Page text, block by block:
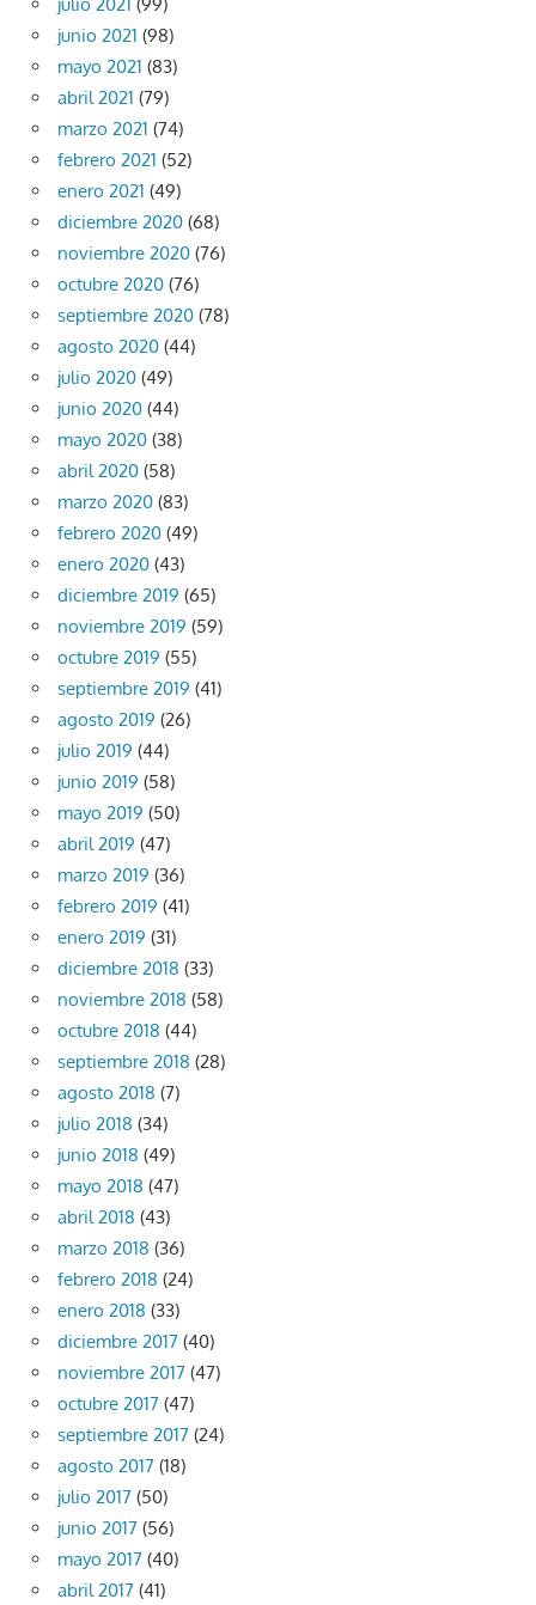
junio 2021 (98)
mayo 2021 (83)
abril 2021 (79)
marzo 2021 (74)
febrero 2021 (52)
enero 2021 (49)
diciembre 2020 (68)
noviembre 2020 (76)
octubre 2020 (76)
septiembre 2020 (78)
agosto 2020 (44)
julio 2020 (49)
junio 2020 (44)
mayo 2020 (38)
abril 2020 (58)
marzo 2020 (83)
febrero 2020 (49)
enero 2020 (43)
diciembre 2019 (65)
noviembre 2019 (59)
octubre 2019 (55)
septiembre 2019 (41)
agosto 2019 (26)
julio 2019 (44)
junio 2019 (58)
mayo 2019 (50)
abril 2019 (47)
marzo 2019 (36)
febrero 2019 (41)
enero 2019 (31)
diciembre 2018 (33)
noviembre 2018 (58)
octubre 2018 (44)
septiembre 2018 (28)
agosto 2018 (7)
julio 2018 (34)
junio 2018 (49)
mayo 2018 (47)
abril 2018 (43)
marzo 2018 (36)
febrero 2018 (24)
enero 2018 (33)
diciembre 2017 (40)
noviembre 2017 (47)
octubre 2017 (47)
septiembre 2017 (24)
agosto 2017 (18)
julio 2017 (50)
junio 2017 (56)
mayo 2017 (40)
abril 2017 (41)